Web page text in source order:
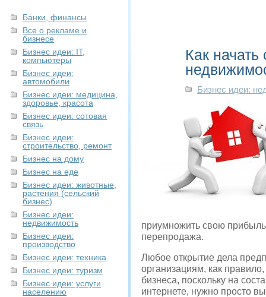
Банки, финансы
Все о рекламе и
бизнесе
Бизнес идеи: IT,
компьютеры
Бизнес идеи:
автомобили
Бизнес идеи: медицина,
здоровье, красота
Бизнес идеи: сотовая
связь
Бизнес идеи:
строительство, ремонт
Бизнес на дому
Бизнес на еде
Бизнес идеи: животные,
растения (сельский
бизнес)
Бизнес идеи:
недвижимость
Бизнес идеи:
производство
Бизнес идеи: техника
Бизнес идеи: туризм
Бизнес идеи: услуги
населению
Как
Бизнес идеи:
приумножить свою
перепродажа.
Любое открытие дела
организациям, как
бизнеса, поскольку на
интернете, нужно просто